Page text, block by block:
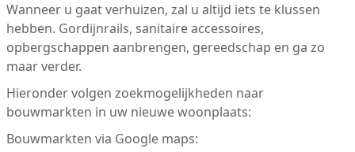
Wanneer u gaat verhuizen, zal u altijd iets te klussen
hebben. Gordijnrails, sanitaire accessoires,
opbergschappen aanbrengen, gereedschap en ga zo
maar verder.
Hieronder volgen zoekmogelijkheden naar
bouwmarkten in uw nieuwe woonplaats:
Bouwmarkten via Google maps: